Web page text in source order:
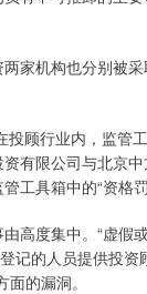
机构也分别被采
行业内，监管
有限公司与北京
具箱中的“资格
度集中。“虚假
记的人员提供投
的漏洞。